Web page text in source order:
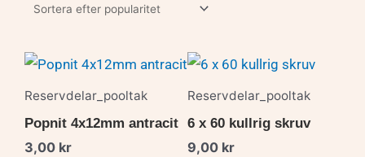
Reservdelar_pooltak
Popnit 4x12mm antracit
3,00 kr
Reservdelar_pooltak
6 x 60 kullrig skruv
9,00 kr